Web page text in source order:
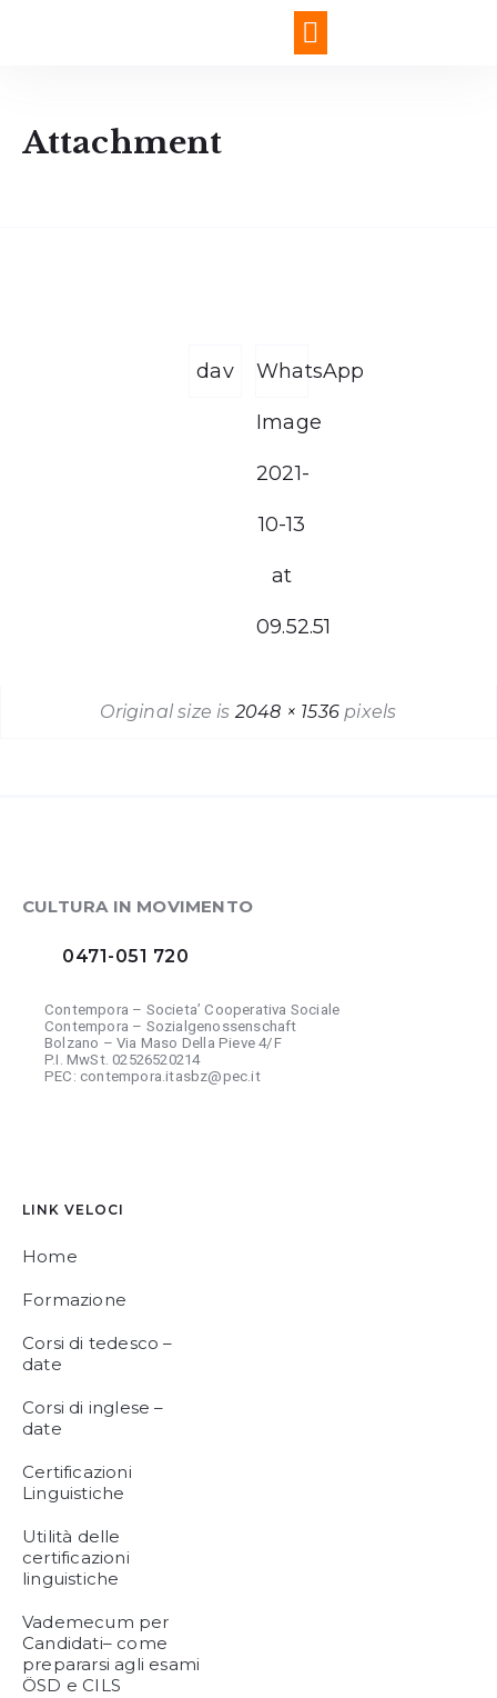
Attachment
dav WhatsApp
Image
2021-
10-13
at
09.52.51
Original size is2048 × 1536 pixels
CULTURA IN MOVIMENTO
0471-051 720
Contempora – Societa’ Cooperativa Sociale
Contempora – Sozialgenossenschaft
Bolzano – Via Maso Della Pieve 4/F
P.I. MwSt. 02526520214
PEC: contempora.itasbz@pec.it
LINK VELOCI
Home
Formazione
Corsi di tedesco –
date
Corsi di inglese –
date
Certificazioni
Linguistiche
Utilità delle
certificazioni
linguistiche
Vademecum per
Candidati– come
prepararsi agli esami
ÖSD e CILS